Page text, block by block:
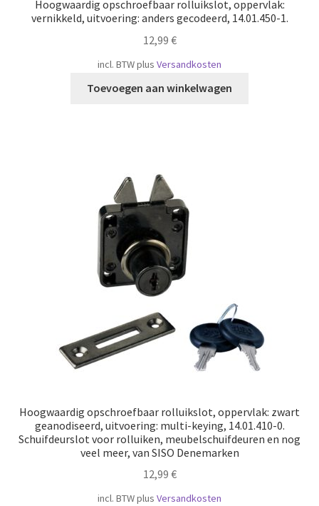
Hoogwaardig opschroefbaar rolluikslot, oppervlak:
vernikkeld, uitvoering: anders gecodeerd, 14.01.450-1.
12,99 €
incl. BTWplus Versandkosten
Toevoegen aan winkelwagen
Hoogwaardig opschroefbaar rolluikslot, oppervlak: zwart
geanodiseerd, uitvoering: multi-keying, 14.01.410-0.
Schuifdeurslot voor rolluiken, meubelschuifdeuren en nog
veel meer, van SISO Denemarken
12,99 €
incl. BTWplus Versandkosten